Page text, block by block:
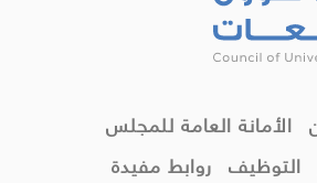
الأمانة العامة للمجلس
التوظيف روابط مفيدة